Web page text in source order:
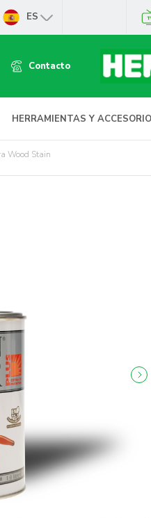
ES
Contacto
HERRAMIENTAS Y
Wood Stain